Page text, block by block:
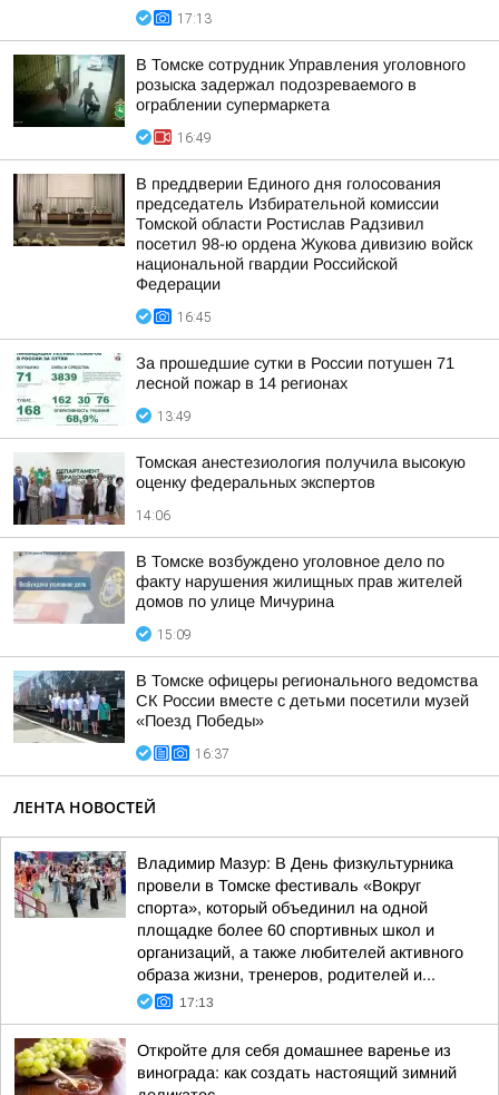
17:13
В Томске сотрудник Управления уголовного
розыска задержал подозреваемого в
ограблении супермаркета
16:49
В преддверии Единого дня голосования
председатель Избирательной комиссии
Томской области Ростислав Радзивил
посетил 98-ю ордена Жукова дивизию войск
национальной гвардии Российской
Федерации
16:45
За прошедшие сутки в России потушен 71
лесной пожар в 14 регионах
13:49
Томская анестезиология получила высокую
оценку федеральных экспертов
14:06
В Томске возбуждено уголовное дело по
факту нарушения жилищных прав жителей
домов по улице Мичурина
15:09
В Томске офицеры регионального ведомства
СК России вместе с детьми посетили музей
«Поезд Победы»
16:37
ЛЕНТА НОВОСТЕЙ
Владимир Мазур: В День физкультурника
провели в Томске фестиваль «Вокруг
спорта», который объединил на одной
площадке более 60 спортивных школ и
организаций, а также любителей активного
образа жизни, тренеров, родителей и...
17:13
Откройте для себя домашнее варенье из
винограда: как создать настоящий зимний